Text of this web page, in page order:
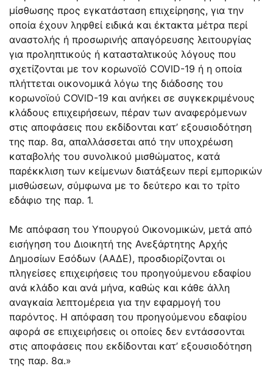
μίσθωσης προς εγκατάσταση επιχείρησης, για την
οποία έχουν ληφθεί ειδικά και έκτακτα μέτρα περί
αναστολής ή προσωρινής απαγόρευσης λειτουργίας
για προληπτικούς ή κατασταλτικούς λόγους που
σχετίζονται με τον κορωνοϊό COVlD-19 ή η οποία
πλήττεται οικονομικά λόγω της διάδοσης του
κορωνοϊού COVlD-19 και ανήκει σε συγκεκριμένους
κλάδους επιχειρήσεων, πέραν των αναφερόμενων
στις αποφάσεις που εκδίδονται κατ’ εξουσιοδότηση
της παρ. 8α, απαλλάσσεται από την υποχρέωση
καταβολής του συνολικού μισθώματος, κατά
παρέκκλιση των κείμενων διατάξεων περί εμπορικών
μισθώσεων, σύμφωνα με το δεύτερο και το τρίτο
εδάφιο της παρ. 1.
Με απόφαση του Υπουργού Οικονομικών, μετά από
εισήγηση του Διοικητή της Ανεξάρτητης Αρχής
Δημοσίων Εσόδων (ΑΑΔΕ), προσδιορίζονται οι
πληγείσες επιχειρήσεις του προηγούμενου εδαφίου
ανά κλάδο και ανά μήνα, καθώς και κάθε άλλη
αναγκαία λεπτομέρεια για την εφαρμογή του
παρόντος. Η απόφαση του προηγούμενου εδαφίου
αφορά σε επιχειρήσεις οι οποίες δεν εντάσσονται
στις αποφάσεις που εκδίδονται κατ’ εξουσιοδότηση
της παρ. 8α.»